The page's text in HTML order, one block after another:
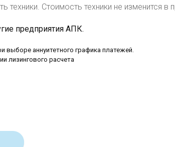
Стоимость техники не изменится в
предприятия АПК.
выборе аннуитетного графика платежей.
лизингового расчета